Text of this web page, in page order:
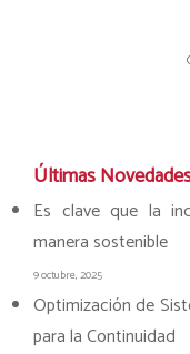
Últimas
Es clave que la
manera sostenible
9 octubre, 2025
Optimización de
para la Continuidad